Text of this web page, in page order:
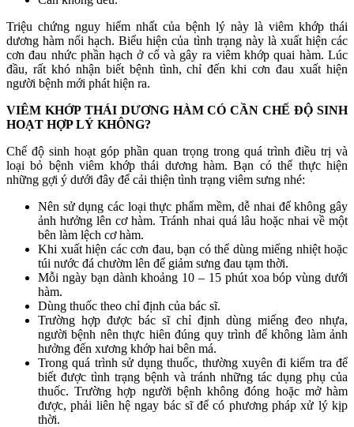
Triệu chứng nguy hiểm nhất của bệnh lý này là viêm khớp thái
dương hàm nổi hạch. Biểu hiện của tình trạng này là xuất hiện các
cơn đau nhức phần hạch ở cổ và gây ra viêm khớp quai hàm. Lúc
đầu, rất khó nhận biết bệnh tình, chỉ đến khi cơn đau xuất hiện
người bệnh mới phát hiện ra.
VIÊM KHỚP THÁI DƯƠNG HÀM CÓ CẦN CHẾ ĐỘ SINH
HOẠT HỢP LÝ KHÔNG?
Chế độ sinh hoạt góp phần quan trọng trong quá trình điều trị và
loại bỏ bệnh viêm khớp thái dương hàm. Bạn có thể thực hiện
những gợi ý dưới đây để cải thiện tình trạng viêm sưng nhé:
Nên sử dụng các loại thực phẩm mềm, dễ nhai để không gây
ảnh hưởng lên cơ hàm. Tránh nhai quá lâu hoặc nhai về một
bên làm lệch cơ hàm.
Khi xuất hiện các cơn đau, bạn có thể dùng miếng nhiệt hoặc
túi nước đá chườm lên để giảm sưng đau tạm thời.
Mỗi ngày bạn dành khoảng 10 – 15 phút xoa bóp vùng dưới
hàm.
Dùng thuốc theo chỉ định của bác sĩ.
Trường hợp được bác sĩ chỉ định dùng miếng đeo nhựa,
người bệnh nên thực hiên đúng quy trình để không làm ảnh
hưởng đến xương khớp hai bên má.
Trong quá trình sử dụng thuốc, thường xuyên đi kiểm tra để
biết được tình trạng bệnh và tránh những tác dụng phụ của
thuốc. Trường hợp người bệnh không đóng hoặc mở hàm
được, phải liên hệ ngay bác sĩ để có phương pháp xử lý kịp
thời.